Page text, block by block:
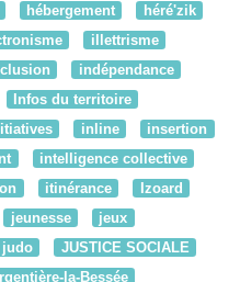
hébergement
héré'zik
illettrisme
indépendance
Infos du territoire
inline
insertion
intelligence collective
itinérance
Izoard
jeunesse
jeux
judo
JUSTICE SOCIALE
la-Bessée